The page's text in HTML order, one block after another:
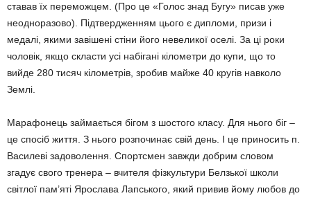
ставав їх переможцем. (Про це «Голос знад Бугу» писав уже
неодноразово). Підтвердженням цього є дипломи, призи і
медалі, якими завішені стіни його невеликої оселі. За ці роки
чоловік, якщо скласти усі набігані кілометри до купи, що то
вийде 280 тисяч кілометрів, зробив майже 40 кругів навколо
Землі.
Марафонець займається бігом з шостого класу. Для нього біг –
це спосіб життя. З нього розпочинає свій день. І це приносить п.
Василеві задоволення. Спортсмен завжди добрим словом
згадує свого тренера – вчителя фізкультури Белзької школи
світлої пам’яті Ярослава Лапського, який привив йому любов до